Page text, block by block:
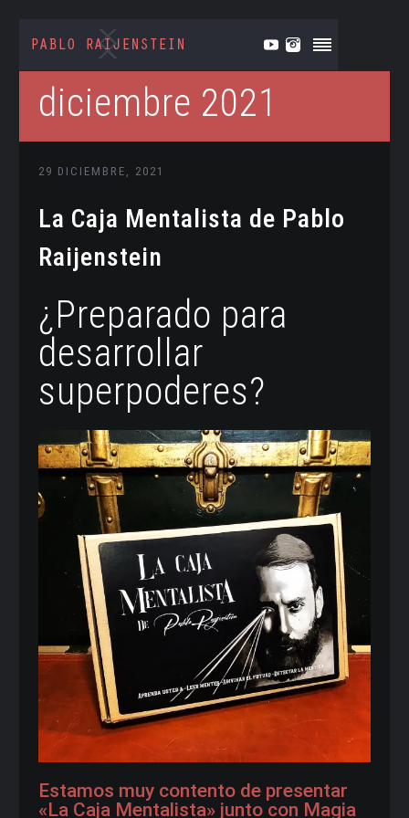
diciembre 2021
29 DICIEMBRE, 2021
La Caja Mentalista de Pablo
Raijenstein
¿Preparado para
desarrollar
superpoderes?
Estamos muy contento de presentar
«La Caja Mentalista» junto con Magia